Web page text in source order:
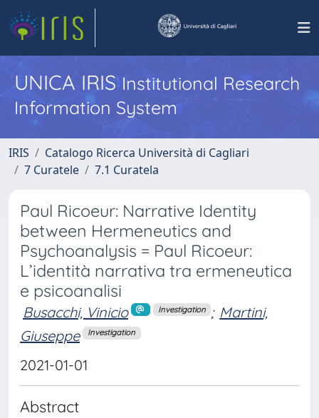
UNICA IRISInstitutional Research
Information System
IRIS
Catalogo Ricerca Università di Cagliari
7 Curatele
7.1 Curatela
Paul Ricoeur: Narrative Identity
between Hermeneutics and
Psychoanalysis = Paul Ricoeur:
L’identità narrativa tra ermeneutica
e psicoanalisi
Busacchi, Vinicio Investigation ; Martini,
Giuseppe
Investigation
2021-01-01
Abstract